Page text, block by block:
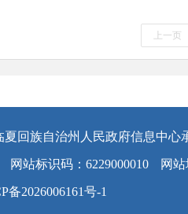
上一页
夏回族自治州人民政府信息中心
网站标识码：6229000010 网站
备2026006161号-1